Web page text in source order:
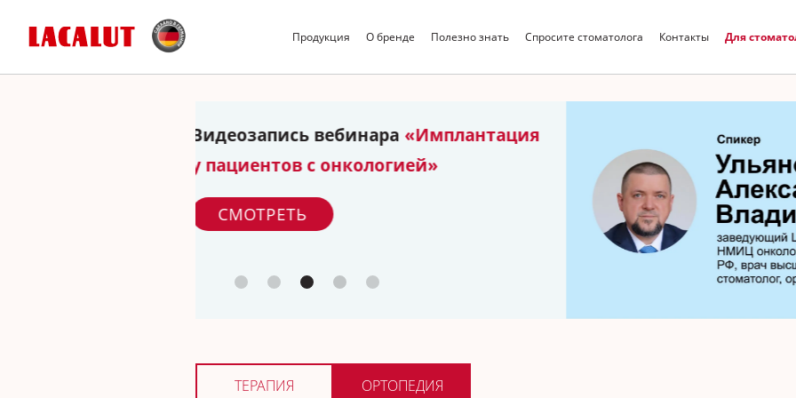
Продукция О бренде Полезно знать Спросите стоматолога Контакты Для
Зубной протез:техника,
психология и… немного
терпения!
ТЕРАПИЯ ОРТОПЕДИЯ